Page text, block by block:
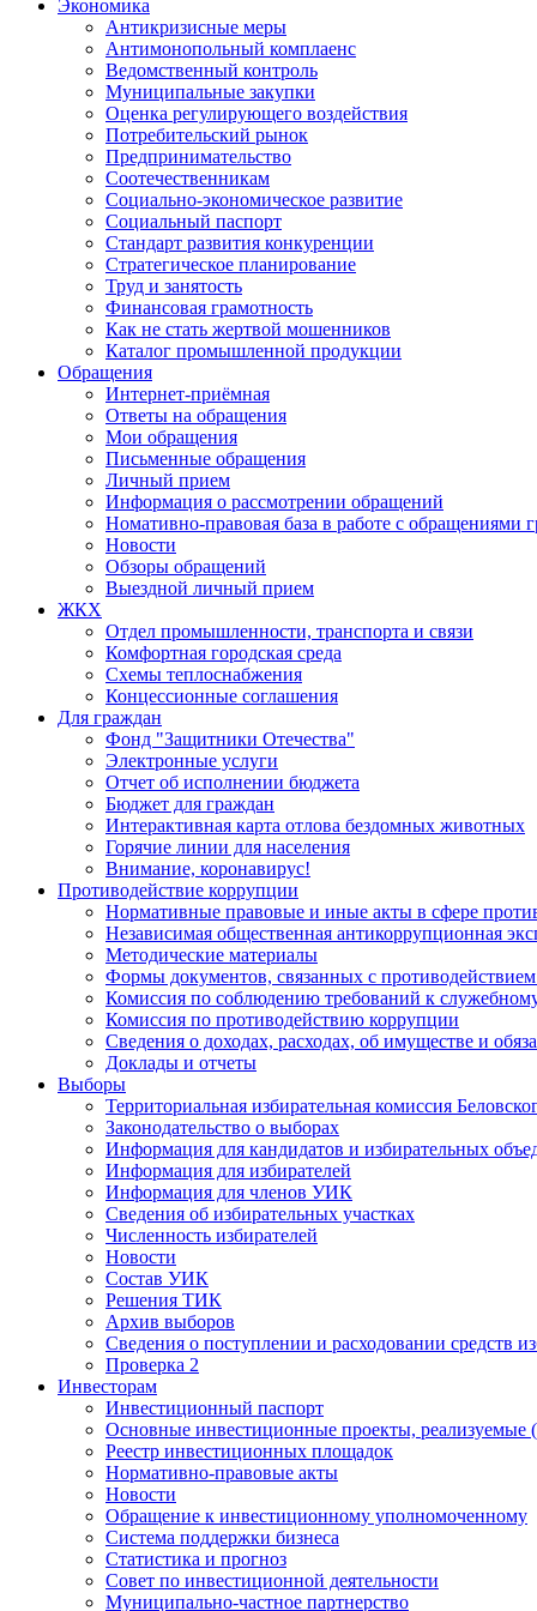
Экономика
Антикризисные меры
Антимонопольный комплаенс
Ведомственный контроль
Муниципальные закупки
Оценка регулирующего воздействия
Потребительский рынок
Предпринимательство
Соотечественникам
Социально-экономическое развитие
Социальный паспорт
Стандарт развития конкуренции
Стратегическое планирование
Труд и занятость
Финансовая грамотность
Как не стать жертвой мошенников
Каталог промышленной продукции
Обращения
Интернет-приёмная
Ответы на обращения
Мои обращения
Письменные обращения
Личный прием
Информация о рассмотрении обращений
Номативно-правовая база в работе с обращениями
Новости
Обзоры обращений
Выездной личный прием
ЖКХ
Отдел промышленности, транспорта и связи
Комфортная городская среда
Схемы теплоснабжения
Концессионные соглашения
Для граждан
Фонд "Защитники Отечества"
Электронные услуги
Отчет об исполнении бюджета
Бюджет для граждан
Интерактивная карта отлова бездомных животных
Горячие линии для населения
Внимание, коронавирус!
Противодействие коррупции
Нормативные правовые и иные акты в сфере
Независимая общественная антикоррупционная
Методические материалы
Формы документов, связанных с
Комиссия по соблюдению требований к
Комиссия по противодействию коррупции
Сведения о доходах, расходах, об имуществе и
Доклады и отчеты
Выборы
Территориальная избирательная комиссия
Законодательство о выборах
Информация для кандидатов и избирательных
Информация для избирателей
Информация для членов УИК
Сведения об избирательных участках
Численность избирателей
Новости
Состав УИК
Решения ТИК
Архив выборов
Сведения о поступлении и расходовании средств
Проверка 2
Инвесторам
Инвестиционный паспорт
Основные инвестиционные проекты, реализуемые
Реестр инвестиционных площадок
Нормативно-правовые акты
Новости
Обращение к инвестиционному уполномоченному
Система поддержки бизнеса
Статистика и прогноз
Совет по инвестиционной деятельности
Муниципально-частное партнерство